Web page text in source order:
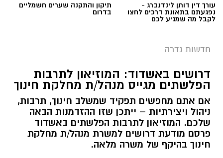
עורך דין דותן לינדנברג -
נפגעתם בתאונת דרכים לחצו
לקבל מה שמגיע לכם
תיקון והתקנה שערים חשמליים
בדרום
חדשות גדרה
דרושים באשדוד: המוזיאון לתרבות
הפלשתים מגייס מנהל/ת מחלקת חינוך
אם אתם מחפשים תפקיד שמשלב חינוך, תרבות,
ניהול ויצירתיות – ייתכן שזו ההזדמנות הבאה
שלכם. המוזיאון לתרבות הפלשתים באשדוד
פרסם מודעת דרושים למשרת מנהל/ת מחלקת
חינוך בהיקף של משרה מלאה.